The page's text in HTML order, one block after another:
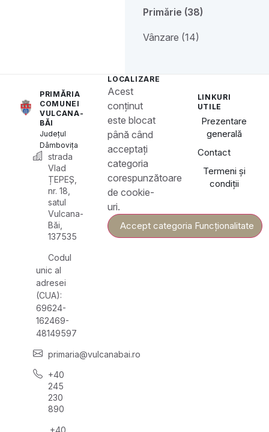
Primărie (38)
Vânzare (14)
PRIMĂRIA
COMUNEI
VULCANA-
BĂI
Județul
Dâmbovița
strada
Vlad
ȚEPEȘ,
nr. 18,
satul
Vulcana-
Băi,
137535
Codul
unic al
adresei
(CUA):
69624-
162469-
48149597
primaria@vulcanabai.ro
+40
245
230
890
LOCALIZARE
Acest
conținut
este blocat
până când
acceptați
categoria
corespunzătoare
de cookie-
uri.
Accept categoria Funcționalitate
LINKURI
UTILE
Prezentare
generală
Contact
Termeni și
condiții